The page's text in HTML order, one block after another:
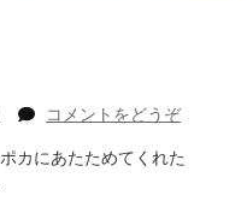
コメントをどうぞ(私
凛
カにあたためてくれた